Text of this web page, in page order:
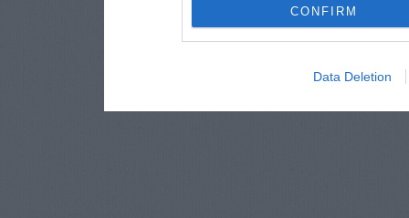
CONFIRM
Data Deletion